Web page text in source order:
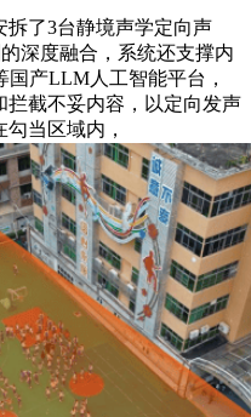
了3台静境声学定向声
深度融合，系统还支撑内
国产LLM人工智能平台，
截不妥内容，以定向发声
当区域内，